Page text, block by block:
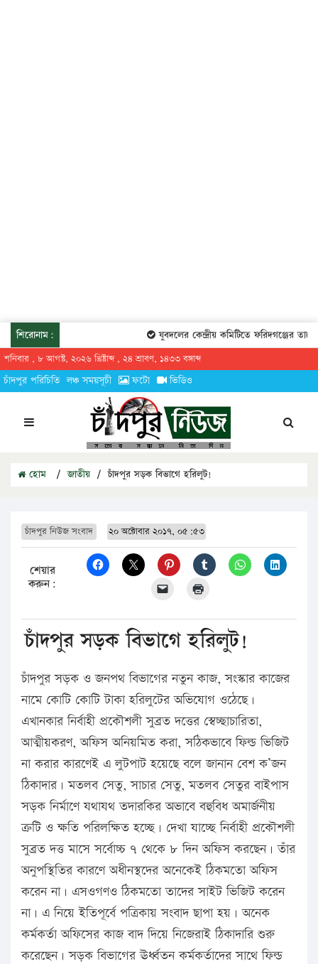
শিরোনাম: যুবদলের কেন্দ্রীয় কমিটিতে ফরিদগঞ্জের
শনিবার , ৮ আগস্ট, ২০২৬ খ্রিষ্টাব্দ , ২৪ শ্রাবণ, ১৪৩৩ বঙ্গাব্দ
চাঁদপুর পরিচিতি লঞ্চ সময়সূচী ফটো ভিডিও
হোম / জাতীয় / চাঁদপুর সড়ক বিভাগে হরিলুট!
চাঁদপুর নিউজ সংবাদ ২০ অক্টোবার ২০১৭, ০৫:৫৩
শেয়ার
করুন:
চাঁদপুর সড়ক বিভাগে হরিলুট!
চাঁদপুর সড়ক ও জনপথ বিভাগের নতুন কাজ, সংস্কার কাজের
নামে কোটি কোটি টাকা হরিলুটের অভিযোগ ওঠেছে।
এখানকার নির্বাহী প্রকৌশলী সুব্রত দত্তের স্বেচ্ছাচারিতা,
আত্মীয়করণ, অফিস অনিয়মিত করা, সঠিকভাবে ফিল্ড ভিজিট
না করার কারণেই এ লুটপাট হয়েছে বলে জানান বেশ ক’জন
ঠিকাদার। মতলব সেতু, সাচার সেতু, মতলব সেতুর বাইপাস
সড়ক নির্মাণে যথাযথ তদারকির অভাবে বহুবিধ অমার্জনীয়
ত্রুটি ও ক্ষতি পরিলক্ষিত হচ্ছে। দেখা যাচ্ছে নির্বাহী প্রকৌশলী
সুব্রত দত্ত মাসে সর্বোচ্চ ৭ থেকে ৮ দিন অফিস করছেন। তাঁর
অনুপস্থিতির কারণে অধীনস্থদের অনেকেই ঠিকমতো অফিস
করেন না। এসওগণও ঠিকমতো তাদের সাইট ভিজিট করেন
না। এ নিয়ে ইতিপূর্বে পত্রিকায় সংবাদ ছাপা হয়। অনেক
কর্মকর্তা অফিসের কাজ বাদ দিয়ে নিজেরাই ঠিকাদারি শুরু
করেছেন। সড়ক বিভাগের ঊর্ধ্বতন কর্মকর্তাদের সাথে ফিল্ড